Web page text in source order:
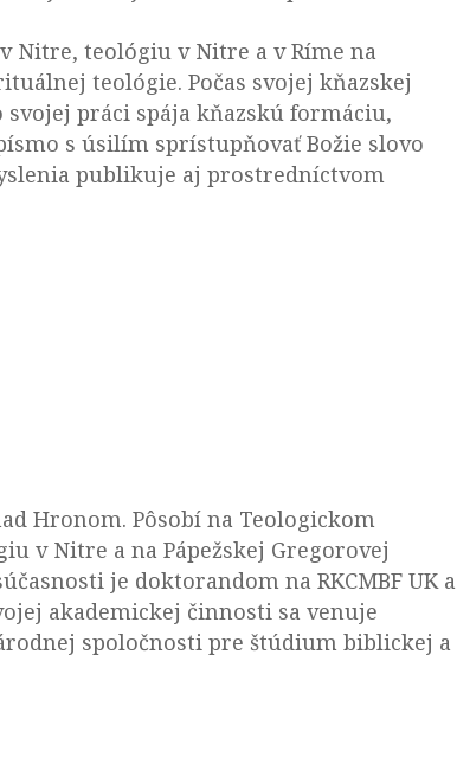
Nitre, teológiu v Nitre a v Ríme na
teológie. Počas svojej kňazskej
práci spája kňazskú formáciu,
s úsilím sprístupňovať Božie slovo
publikuje aj prostredníctvom
Hronom. Pôsobí na Teologickom
v Nitre a na Pápežskej Gregorovej
je doktorandom na RKCMBF UK a
akademickej činnosti sa venuje
spoločnosti pre štúdium biblickej a